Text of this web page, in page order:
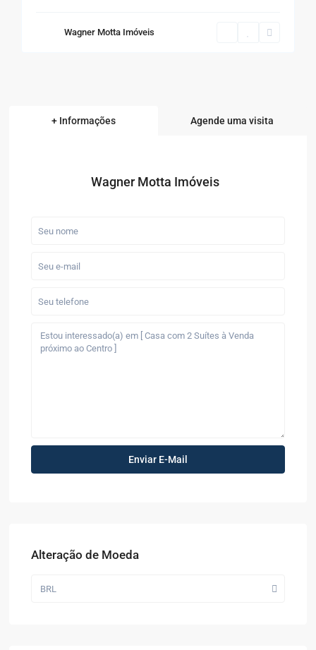
Wagner Motta Imóveis
+ Informações Agende uma visita
Wagner Motta Imóveis
Alteração de Moeda
BRL